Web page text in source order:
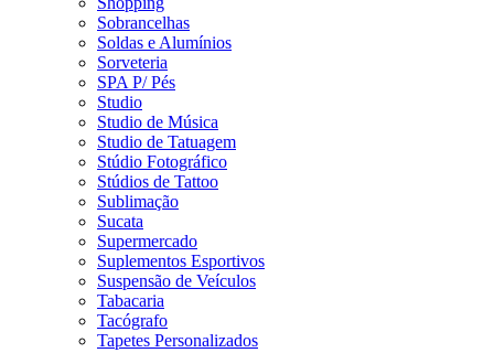
Sobrancelhas
Soldas e Alumínios
Sorveteria
SPA P/ Pés
Studio
Studio de Música
Studio de Tatuagem
Stúdio Fotográfico
Stúdios de Tattoo
Sublimação
Sucata
Supermercado
Suplementos Esportivos
Suspensão de Veículos
Tabacaria
Tacógrafo
Tapetes Personalizados